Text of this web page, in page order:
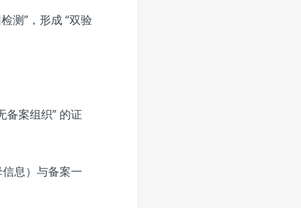
测”，形成 “双验
备案组织” 的证
息）与备案一